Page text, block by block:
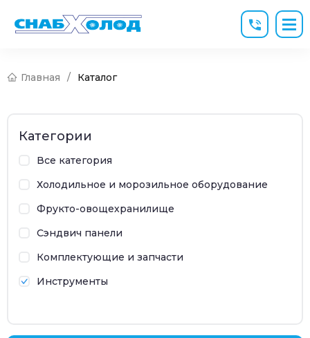
Главная / Каталог
Категории
Все категория
Холодильное и морозильное оборудование
Фрукто-овощехранилище
Сэндвич панели
Комплектующие и запчасти
Инструменты